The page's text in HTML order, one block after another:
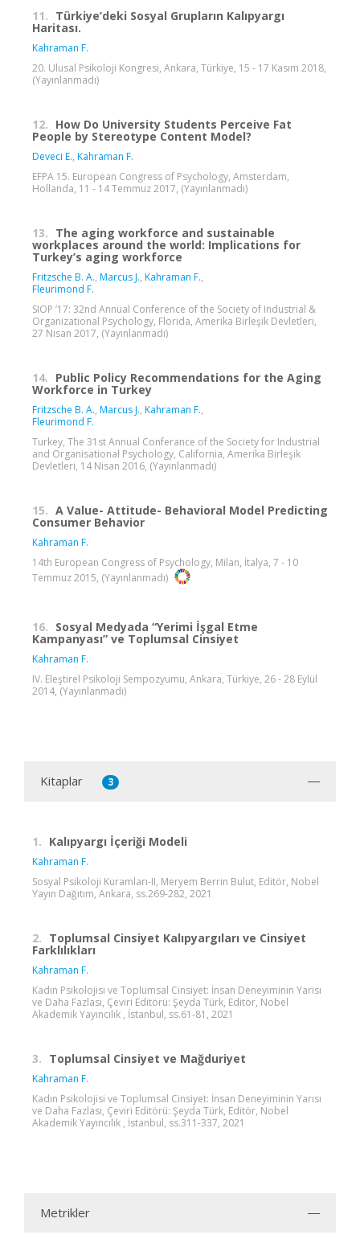
11. Türkiye’deki Sosyal Grupların Kalıpyargı
Haritası.
Kahraman F.
20. Ulusal Psikoloji Kongresi, Ankara, Türkiye, 15 - 17 Kasım 2018,
(Yayınlanmadı)
12. How Do University Students Perceive Fat
People by Stereotype Content Model?
Deveci E., Kahraman F.
EFPA 15. European Congress of Psychology, Amsterdam,
Hollanda, 11 - 14 Temmuz 2017, (Yayınlanmadı)
13. The aging workforce and sustainable
workplaces around the world: Implications for
Turkey’s aging workforce
Fritzsche B. A., Marcus J., Kahraman F.,
Fleurimond F.
SIOP ’17: 32nd Annual Conference of the Society of Industrial &
Organizational Psychology, Florida, Amerika Birleşik Devletleri,
27 Nisan 2017, (Yayınlanmadı)
14. Public Policy Recommendations for the Aging
Workforce in Turkey
Fritzsche B. A., Marcus J., Kahraman F.,
Fleurimond F.
Turkey, The 31st Annual Conferance of the Society for Industrial
and Organisational Psychology, California, Amerika Birleşik
Devletleri, 14 Nisan 2016, (Yayınlanmadı)
15. A Value- Attitude- Behavioral Model Predicting
Consumer Behavior
Kahraman F.
14th European Congress of Psychology, Milan, İtalya, 7 - 10
Temmuz 2015, (Yayınlanmadı)
16. Sosyal Medyada “Yerimi İşgal Etme
Kampanyası” ve Toplumsal Cinsiyet
Kahraman F.
IV. Eleştirel Psikoloji Sempozyumu, Ankara, Türkiye, 26 - 28 Eylül
2014, (Yayınlanmadı)
Kitaplar 3
1. Kalıpyargı İçeriği Modeli
Kahraman F.
Sosyal Psikoloji Kuramları-II, Meryem Berrin Bulut, Editör, Nobel
Yayın Dağıtım, Ankara, ss.269-282, 2021
2. Toplumsal Cinsiyet Kalıpyargıları ve Cinsiyet
Farklılıkları
Kahraman F.
Kadın Psikolojisi ve Toplumsal Cinsiyet: İnsan Deneyiminin Yarısı
ve Daha Fazlası, Çeviri Editörü: Şeyda Türk, Editör, Nobel
Akademik Yayıncılık , İstanbul, ss.61-81, 2021
3. Toplumsal Cinsiyet ve Mağduriyet
Kahraman F.
Kadın Psikolojisi ve Toplumsal Cinsiyet: İnsan Deneyiminin Yarısı
ve Daha Fazlası, Çeviri Editörü: Şeyda Türk, Editör, Nobel
Akademik Yayıncılık , İstanbul, ss.311-337, 2021
Metrikler